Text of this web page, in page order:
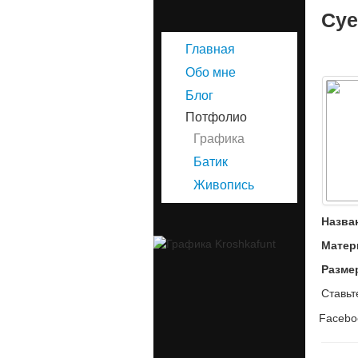
Главная
Обо мне
Блог
Потфолио
Графика
Батик
Живопись